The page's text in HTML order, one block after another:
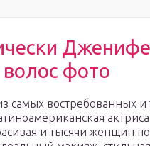
волос фото
самых востребованных и
и тысячи женщин